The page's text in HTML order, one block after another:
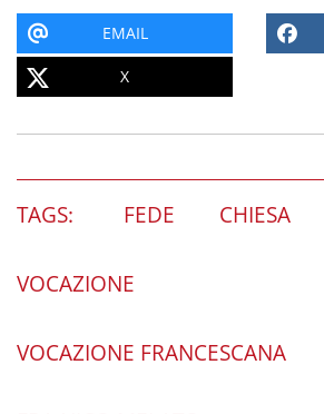
EMAIL
X
TAGS: FEDE CHIESA
VOCAZIONE
VOCAZIONE FRANCESCANA